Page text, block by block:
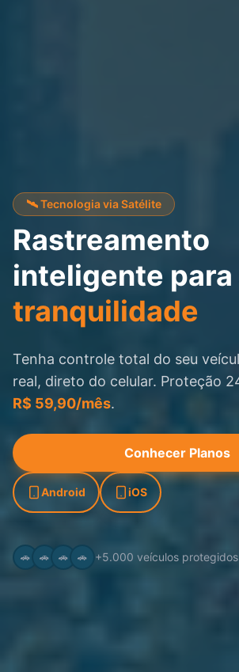
🛰️ Tecnologia via Satélite
Rastreamento
inteligente para
tranquilidade
Tenha controle total do seu
real, direto do celular. Proteção
R$ 59,90/mês.
Conhecer Planos
Android iOS
🚗 🚗 🚗 🚗 +5.000 veículos protegidos